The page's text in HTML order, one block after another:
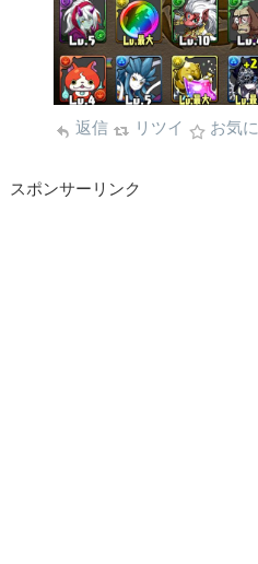
返信 リツイ お気に
スポンサーリンク